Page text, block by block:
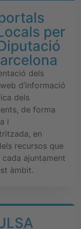
per
dels
d’informació
dels
de forma
i
en
recursos que
cada ajuntament
àmbit.